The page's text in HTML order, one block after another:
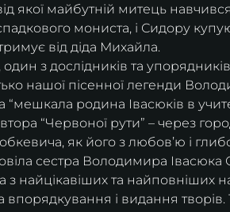
якої майбутній митець
мониста, і Сидору
від діда Михайла.
нашої пісенної легенди
“мешкала родина Івасюків в
“Червоної рути” – через
як його з любов’ю і
сестра Володимира Івасюка
найцікавіших та найповніших
впорядкування і видання